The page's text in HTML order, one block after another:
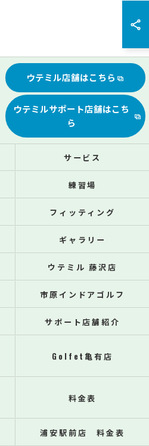
ウテミル店舗はこちら
ウテミルサポート店舗はこち
ら
サービス
練習場
フィッティング
ギャラリー
ウテミル 藤沢店
市原インドアゴルフ
サポート店舗紹介
Golfet亀有店
料金表
浦安駅前店 料金表